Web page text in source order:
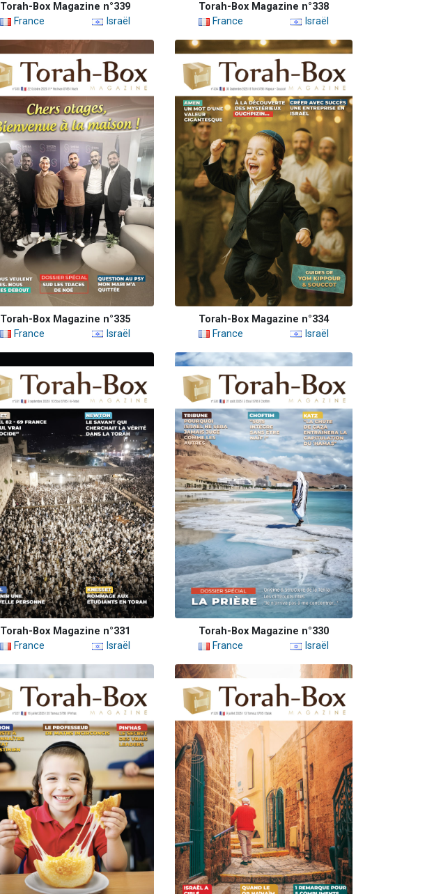
Torah-Box Magazine n°339
France
Israël
Torah-Box Magazine n°338
France
Israël
Torah-Box Magazine n°335
France
Israël
Torah-Box Magazine n°334
France
Israël
Torah-Box Magazine n°331
France
Israël
Torah-Box Magazine n°330
France
Israël